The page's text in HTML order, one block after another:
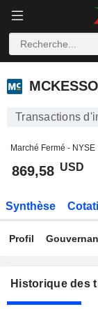
MCKESSON
Transactions
Marché Fermé - NYSE
869,58 USD
Synthèse
Profil
Historique des